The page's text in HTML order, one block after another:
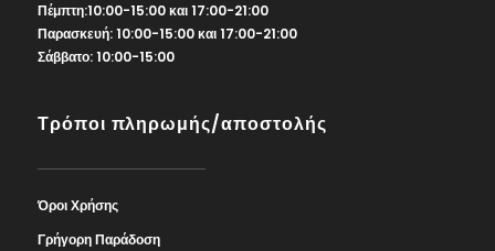
Πέμπτη:10:00-15:00 και 17:00-21:00
Παρασκευή: 10:00-15:00 και 17:00-21:00
Σάββατο: 10:00-15:00
Τρόποι πληρωμής/αποστολής
Όροι Χρήσης
Γρήγορη Παράδοση